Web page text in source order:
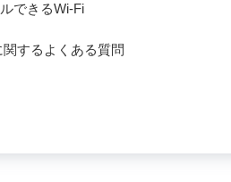
できるWi-Fi
するよくある質問